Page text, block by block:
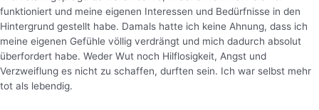
funktioniert und meine eigenen Interessen und Bedürfnisse in den
Hintergrund gestellt habe. Damals hatte ich keine Ahnung, dass ich
meine eigenen Gefühle völlig verdrängt und mich dadurch absolut
überfordert habe. Weder Wut noch Hilflosigkeit, Angst und
Verzweiflung es nicht zu schaffen, durften sein. Ich war selbst mehr
tot als lebendig.